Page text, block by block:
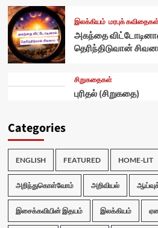
இலக்கியம் மரபுக்
அகந்தை
தெரிந்திடுவான்
சிறுகதைகள்
புரிதல் (சிறுகதை)
Categories
ENGLISH FEATURED HOME-LIT
அறிந்துகொள்வோம் அறிவியல்
இசைக்கவியின் இதயம் இலக்கியம்